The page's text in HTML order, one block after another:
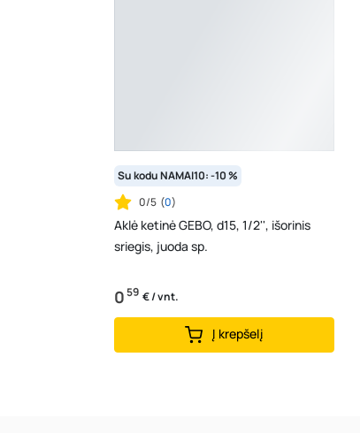
Su kodu NAMAI10: -10 %
0/5 (0)
Aklė ketinė GEBO, d15, 1/2'', išorinis
sriegis, juoda sp.
059 € / vnt.
Į krepšelį